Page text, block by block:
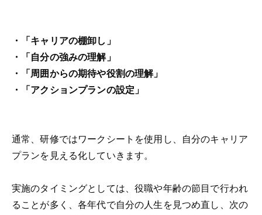
・「キャリアの棚卸し」
・「自分の強みの理解」
・「周囲からの期待や役割の理解」
・「アクションプランの設定」
通常、研修ではワークシートを使用し、自分のキャリア
プランを見える化していきます。
実施のタイミングとしては、役職や年齢の節目で行われ
ることが多く、各年代で自分の人生を見つめ直し、次の